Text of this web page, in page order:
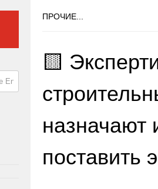
ПРОЧИЕ...
🟨
назначают
поставить